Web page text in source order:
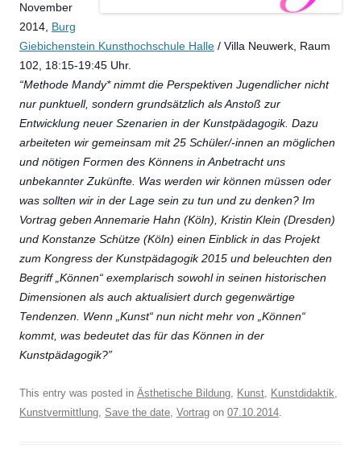
November
2014, Burg
Giebichenstein Kunsthochschule Halle / Villa Neuwerk, Raum
102, 18:15-19:45 Uhr.
“Methode Mandy* nimmt die Perspektiven Jugendlicher nicht
nur punktuell, sondern grundsätzlich als Anstoß zur
Entwicklung neuer Szenarien in der Kunstpädagogik. Dazu
arbeiteten wir gemeinsam mit 25 Schüler/-innen an möglichen
und nötigen Formen des Könnens in Anbetracht uns
unbekannter Zukünfte. Was werden wir können müssen oder
was sollten wir in der Lage sein zu tun und zu denken? Im
Vortrag geben Annemarie Hahn (Köln), Kristin Klein (Dresden)
und Konstanze Schütze (Köln) einen Einblick in das Projekt
zum Kongress der Kunstpädagogik 2015 und beleuchten den
Begriff „Können“ exemplarisch sowohl in seinen historischen
Dimensionen als auch aktualisiert durch gegenwärtige
Tendenzen. Wenn „Kunst“ nun nicht mehr von „Können“
kommt, was bedeutet das für das Können in der
Kunstpädagogik?”
This entry was posted in Ästhetische Bildung Kunst Kunstdidaktik
Kunstvermittlung Save the date Vortrag on 07.10.2014